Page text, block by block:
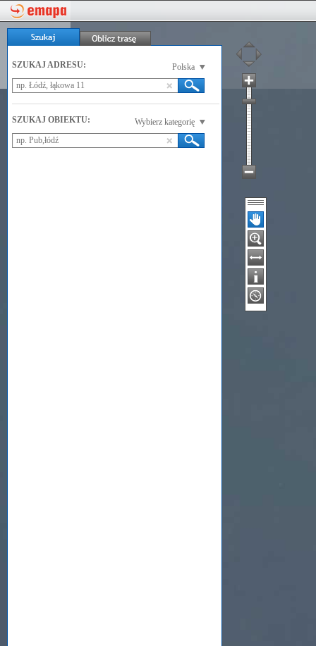
SZUKAJ ADRESU: Polska
SZUKAJ OBIEKTU: Wybierz kategorię